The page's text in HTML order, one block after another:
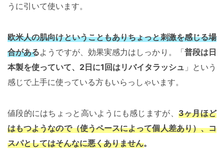
うに引いて使います。
欧米人の肌向けということもありちょっと刺激を感じる場
合があるようですが、効果実感力はしっかり。「普段は日
本製を使っていて、2日に1回はリバイタラッシュ 」という
感じで上手に使っている方もいらっしゃいます。
値段的にはちょっと高いようにも感じますが、 3ヶ月ほど
はもつようなので（使うペースによって個人差あり）、コ
スパとしてはそんなに悪くありません。